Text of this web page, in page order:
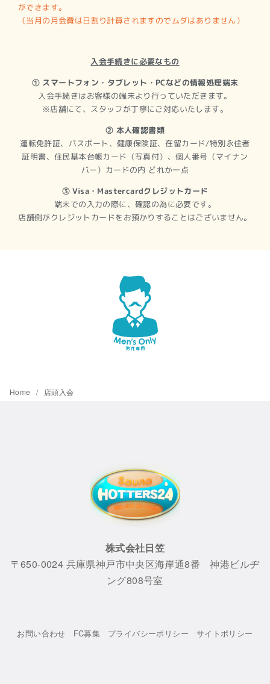
ができます。
（当月の月会費は日割り計算されますのでムダはありません）
入会手続きに必要なもの
① スマートフォン・タブレット・PCなどの情報処理端末
入会手続きはお客様の端末より行っていただきます。
※店舗にて、スタッフが丁寧にご対応いたします。
② 本人確認書類
運転免許証、パスポート、健康保険証、在留カード/特別永住者
証明書、住民基本台帳カード（写真付）、個人番号（マイナン
バー）カードの内 どれか一点
③ Visa・Mastercardクレジットカード
端末での入力の際に、確認の為に必要です。
店舗側がクレジットカードを お預かりすることはございません。
Home 店頭入会
株式会社日笠
〒650-0024 兵庫県神戸市中央区海岸通8番 神港ビルヂ
ング808号室
お問い合わせ FC募集 プライバシーポリシー サイトポリシー